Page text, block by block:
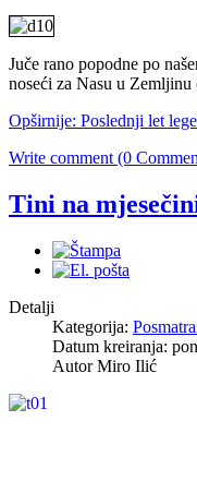
Juče rano popodne po
noseći za Nasu u Zemljinu
Opširnije: Poslednji let
Write comment (0
Tini na
Detalji
Kategorija:
Datum kreiranja:
AutorMiro Ilić